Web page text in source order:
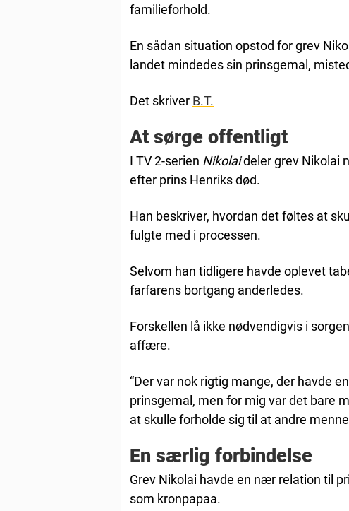
familieforhold.
En sådan situation opstod for grev
landet mindedes sin prinsgemal,
Det skriver B.T.
At sørge offentligt
I TV 2-serien Nikolaideler grev Nikolai
efter prins Henriks død.
Han beskriver, hvordan det føltes at
fulgte med i processen.
Selvom han tidligere havde oplevet
farfarens bortgang anderledes.
Forskellen lå ikke nødvendigvis i
affære.
“Der var nok rigtig mange, der havde
prinsgemal, men for mig var det bare
at skulle forholde sig til at andre
En særlig forbindelse
Grev Nikolai havde en nær relation til
som kronpapaa.